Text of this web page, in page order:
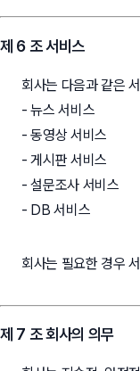
제 6 조 서비스
회사는 다음과 같은
- 뉴스 서비스
- 동영상 서비스
- 게시판 서비스
- 설문조사 서비스
- DB 서비스
회사는 필요한 경우
제 7 조 회사의 의무